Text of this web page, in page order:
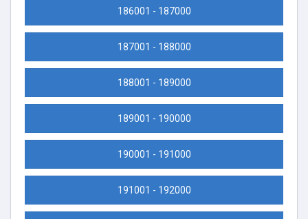
186001 - 187000
187001 - 188000
188001 - 189000
189001 - 190000
190001 - 191000
191001 - 192000